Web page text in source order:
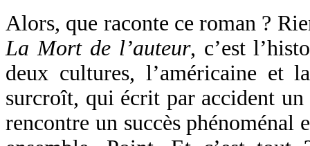
Alors, que raconte ce roman ?
La Mort de l’auteur, c’est
deux cultures, l’américaine et
surcroît, qui écrit par accident
rencontre un succès phénoménal